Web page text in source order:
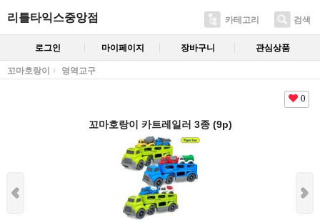
리틀타익스중앙점 카테고리 검색
로그인 마이페이지 장바구니 관심상품
꼬마호랑이 영역교구
0
꼬마호랑이 카트레일러 3종 (9p)